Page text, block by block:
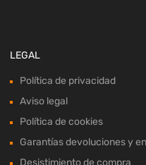
LEGAL
Política de privacidad
Aviso legal
Política de cookies
Garantías devoluciones y